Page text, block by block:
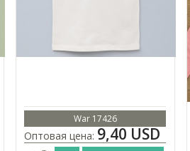
War 17426
Оптовая цена: 9,40 USD